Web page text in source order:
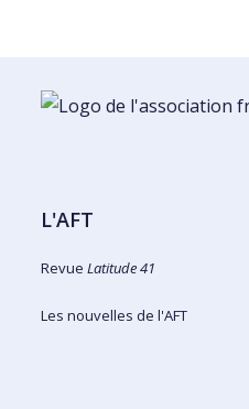
L'AFT
RevueLatitude 41
Les nouvelles de l'AFT